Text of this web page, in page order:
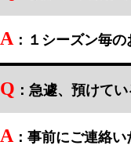
A：１シーズン毎
Q ：急遽、預けて
A：事前にご連絡